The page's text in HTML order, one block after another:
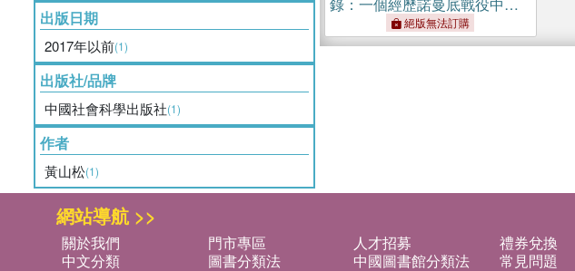
出版日期
2017年以前(1)
出版社/品牌
中國社會科學出版社(1)
作者
黃山松(1)
老兵的海軍生涯（簡體書）
絕版無法訂購
網站導航 >>
關於我們 門市專區 人才招募 禮券兌換
中文分類
圖書分類法 中國圖書館分類法 常見問題